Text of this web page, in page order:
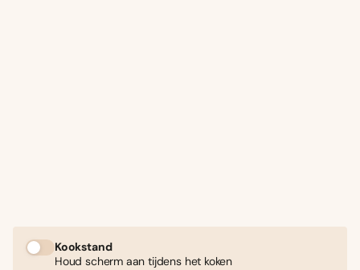
Kookstand
Houd scherm aan tijdens het koken